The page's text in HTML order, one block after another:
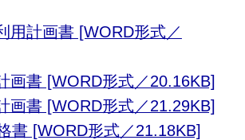
用計画書 [WORD形式／
画書 [WORD形式／20.16KB]
画書 [WORD形式／21.29KB]
書 [WORD形式／21.18KB]